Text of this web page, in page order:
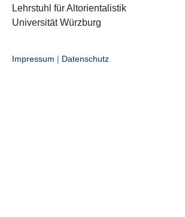
Lehrstuhl für Altorientalistik
Universität Würzburg
Impressum | Datenschutz